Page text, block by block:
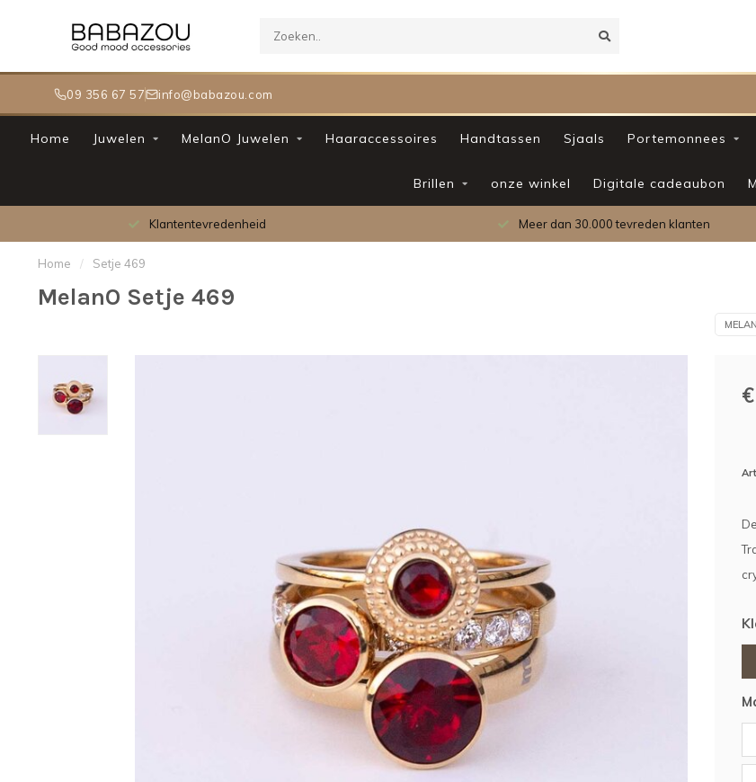
09 356 67 57 info@babazou.com
Home Juwelen MelanO Juwelen Haaraccessoires Handtassen Sjaals Portemonnees
Brillen onze winkel Digitale cadeaubon
Klantentevredenheid Meer dan 30.000 tevreden klanten
Home / Setje 469
MelanO Setje 469